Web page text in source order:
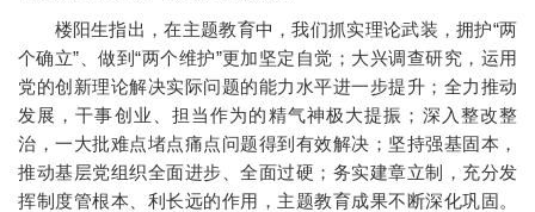
楼阳生指出，在主题教育中，我们抓实理论武装，拥护“两
个确立”、做到“两个维护”更加坚定自觉；大兴调查研究，运用
党的创新理论解决实际问题的能力水平进一步提升；全力推动
发展，干事创业、担当作为的精气神极大提振；深入整改整
治，一大批难点堵点痛点问题得到有效解决；坚持强基固本，
推动基层党组织全面进步、全面过硬；务实建章立制，充分发
挥制度管根本、利长远的作用，主题教育成果不断深化巩固。